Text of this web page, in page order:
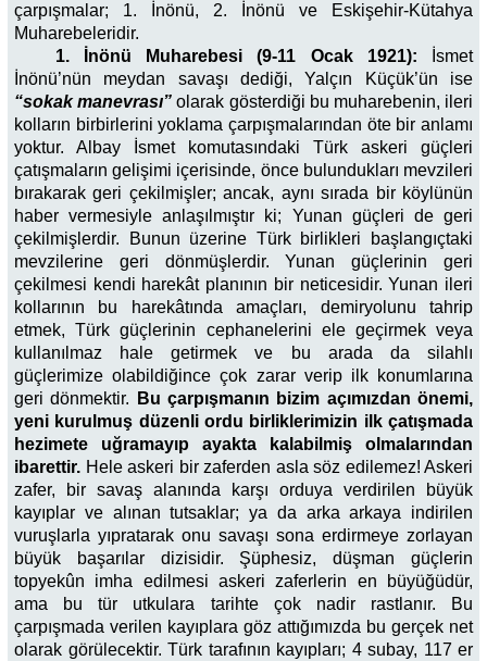
çarpışmalar; 1. İnönü, 2. İnönü ve Eskişehir-Kütahya
Muharebeleridir.
1. İnönü Muharebesi (9-11 Ocak 1921): İsmet
İnönü’nün meydan savaşı dediği, Yalçın Küçük’ün ise
“sokak manevrası” olarak gösterdiği bu muharebenin, ileri
kolların birbirlerini yoklama çarpışmalarından öte bir anlamı
yoktur. Albay İsmet komutasındaki Türk askeri güçleri
çatışmaların gelişimi içerisinde, önce bulundukları mevzileri
bırakarak geri çekilmişler; ancak, aynı sırada bir köylünün
haber vermesiyle anlaşılmıştır ki; Yunan güçleri de geri
çekilmişlerdir. Bunun üzerine Türk birlikleri başlangıçtaki
mevzilerine geri dönmüşlerdir. Yunan güçlerinin geri
çekilmesi kendi harekât planının bir neticesidir. Yunan ileri
kollarının bu harekâtında amaçları, demiryolunu tahrip
etmek, Türk güçlerinin cephanelerini ele geçirmek veya
kullanılmaz hale getirmek ve bu arada da silahlı
güçlerimize olabildiğince çok zarar verip ilk konumlarına
geri dönmektir.
Bu çarpışmanın bizim açımızdan önemi,
yeni kurulmuş düzenli ordu birliklerimizin ilk çatışmada
hezimete uğramayıp ayakta kalabilmiş olmalarından
ibarettir. Hele askeri bir zaferden asla söz edilemez! Askeri
zafer, bir savaş alanında karşı orduya verdirilen büyük
kayıplar ve alınan tutsaklar; ya da arka arkaya indirilen
vuruşlarla yıpratarak onu savaşı sona erdirmeye zorlayan
büyük başarılar dizisidir. Şüphesiz, düşman güçlerin
topyekûn imha edilmesi askeri zaferlerin en büyüğüdür,
ama bu tür utkulara tarihte çok nadir rastlanır. Bu
çarpışmada verilen kayıplara göz attığımızda bu gerçek net
olarak görülecektir. Türk tarafının kayıpları; 4 subay, 117 er